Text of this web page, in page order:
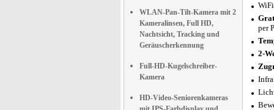
WLAN-Pan-Tilt-Kamera mit 2
Kameralinsen, Full HD,
Nachtsicht, Tracking und
Geräuscherkennung
Full-HD-Kugelschreiber-
Kamera
HD-Video-Seniorenkameras
per
2-